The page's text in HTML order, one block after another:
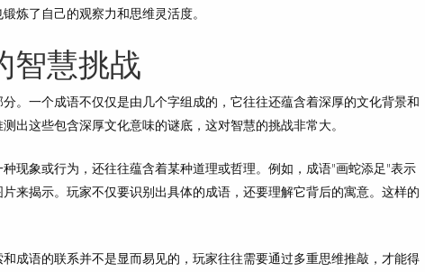
炼了自己的观察力和思维灵活度。
智慧挑战
。一个成语不仅仅是由几个字组成的，它往往还蕴含着深厚的文化背景和
出这些包含深厚文化意味的谜底，这对智慧的挑战非常大。
现象或行为，还往往蕴含着某种道理或哲理。例如，成语"画蛇添足"表示
来揭示。玩家不仅要识别出具体的成语，还要理解它背后的寓意。这样的
成语的联系并不是显而易见的，玩家往往需要通过多重思维推敲，才能得